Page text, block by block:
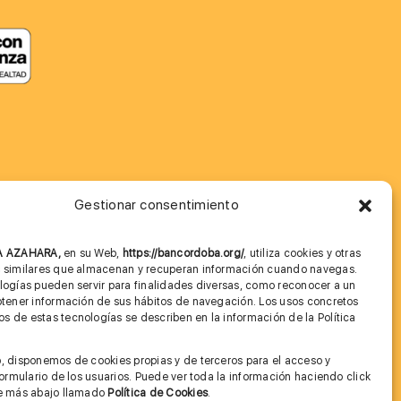
Gestionar consentimiento
AZAHARA, en su Web, https://bancordoba.org/, utiliza cookies y otras
que almacenan y recuperan información cuando navegas.
pueden servir para finalidades diversas, como reconocer a un
información de sus hábitos de navegación. Los usos concretos
de estas tecnologías se describen en la información de la Política
disponemos de cookies propias y de terceros para el acceso y
de los usuarios. Puede ver toda la información haciendo click
más abajo llamado Política de Cookies.
Imagen corporativa
Cita previa FAGA
Condiciones de Uso Web